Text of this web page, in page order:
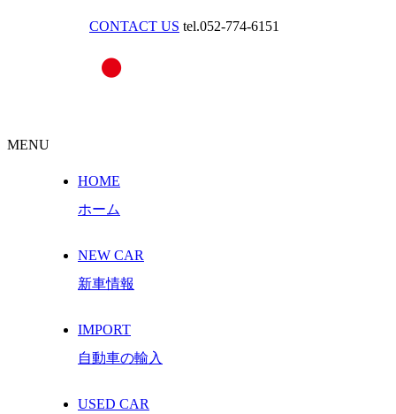
CONTACT US tel.052-774-6151
MENU
HOME
ホーム
NEW CAR
新車情報
IMPORT
自動車の輸入
USED CAR